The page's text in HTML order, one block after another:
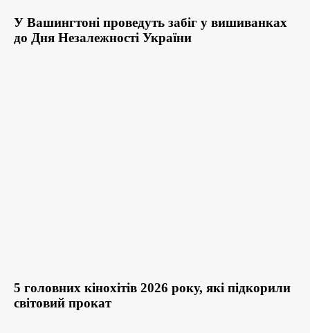
У Вашингтоні проведуть забіг у вишиванках
до Дня Незалежності України
5 головних кінохітів 2026 року, які підкорили
світовий прокат